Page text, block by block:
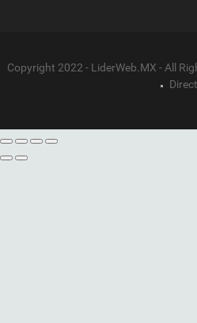
Copyright 2022 - LiderWeb.MX - All